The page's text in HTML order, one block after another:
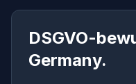
DSGVO-
Germany.